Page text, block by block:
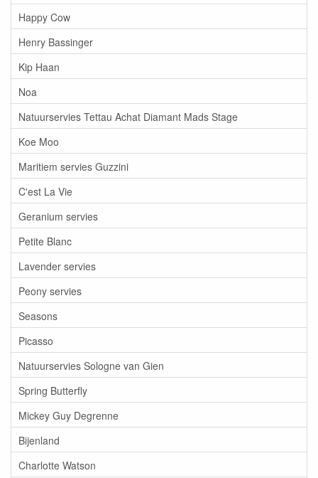
Happy Cow
Henry Bassinger
Kip Haan
Noa
Natuurservies Tettau Achat Diamant Mads Stage
Koe Moo
Maritiem servies Guzzini
C'est La Vie
Geranium servies
Petite Blanc
Lavender servies
Peony servies
Seasons
Picasso
Natuurservies Sologne van Gien
Spring Butterfly
Mickey Guy Degrenne
Bijenland
Charlotte Watson